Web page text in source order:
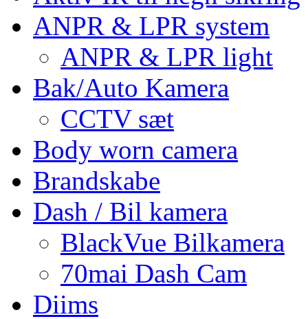
ANPR & LPR system
ANPR & LPR light
Bak/Auto Kamera
CCTV sæt
Body worn camera
Brandskabe
Dash / Bil kamera
BlackVue Bilkamera
70mai Dash Cam
Diims